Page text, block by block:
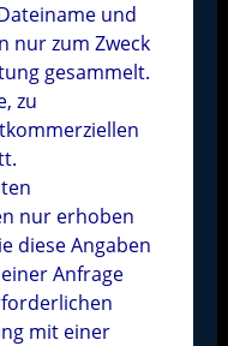
und
nur zum Zweck
gesammelt.
zu
nur erhoben
diese Angaben
Anfrage
mit einer